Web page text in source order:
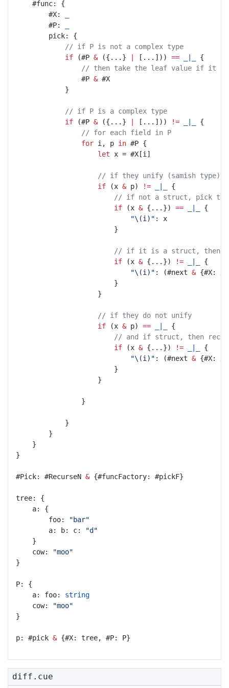
	#func: {
		#X:
		#P:
		pick: {
// if P is not a complex type
if (#P & ({...} [...])) ==
{
// then take the leaf value if it
				#P
& #X
			}
// if P is a complex type
if (#P & ({...} [...])) !=
{
// for each field in P
for i, p in #P {
let x = #X[i]
// if they unify (samish type)
if (x & p) !=
{
// if not a struct, pick the
if (x & {...}) ==
{
"\(i )" : x
						}
// if it is a struct, then
if (x & {...}) !=
{
"\(i )" : (#next & {#X: x,
						}
					}
// if they do not unify
if (x & p) ==
{
// and if struct, then
if (x & {...}) !=
{
"\(i )" : (#next & {#X: x,
						}
					}
				}
			}
		}
	}
}
#Pick: #RecurseN & {#funcFactory: #pickF}
tree: {
	a: {
		foo:
"bar"
		a: b: c:
"d"
	}
	cow:
"moo"
}
P: {
	a: foo:
string
	cow:
"moo"
}
p: #pick & {#X: tree, #P: P}
diff.cue